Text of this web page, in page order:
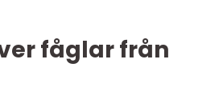
fåglar från